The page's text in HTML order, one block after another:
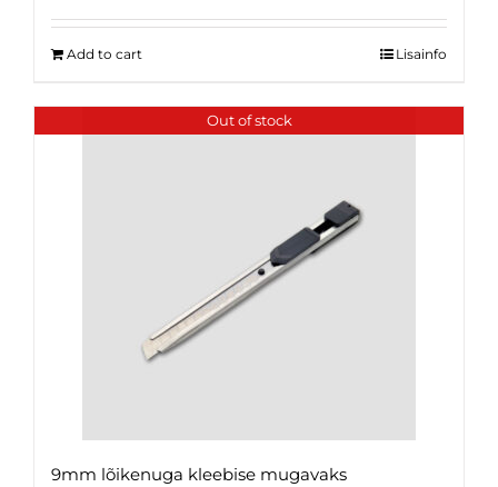
Add to cart Lisainfo
Out of stock
9mm lõikenuga kleebise mugavaks